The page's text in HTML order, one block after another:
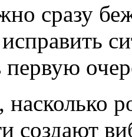
сразу
первую
насколько
создают